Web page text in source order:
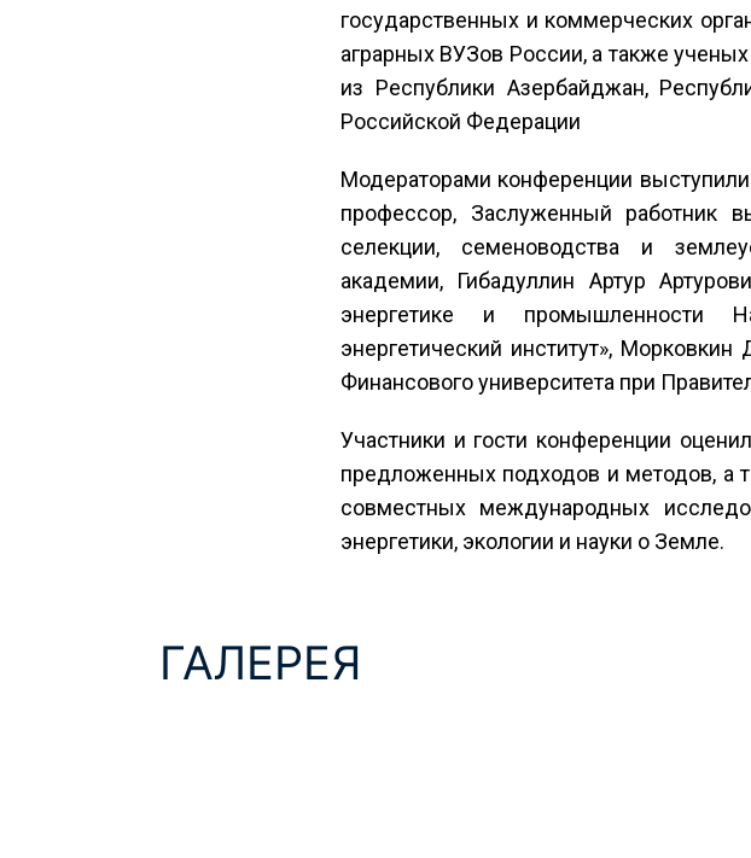
государственных и коммерческих
аграрных ВУЗов России, а также
из Республики Азербайджан,
Российской Федерации
Модераторами конференции
профессор, Заслуженный работник
селекции, семеноводства и
академии, Гибадуллин Артур
энергетике и промышленности
энергетический институт»,
Финансового университета при
Участники и гости конференции
предложенных подходов и методов, а
совместных международных
энергетики, экологии и науки о Земле.
ГАЛЕРЕЯ